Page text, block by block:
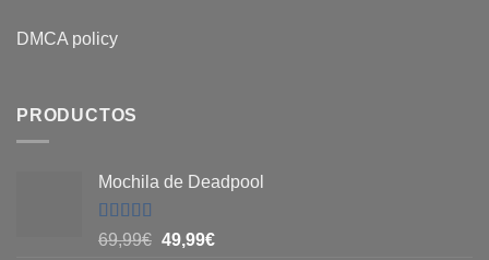
DMCA policy
PRODUCTOS
Mochila de Deadpool
Valorado
con
69,99€ 49,99€